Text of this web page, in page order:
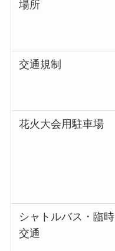
場所
交通規制
花火大会用駐車場
シャトルバス・臨時
交通